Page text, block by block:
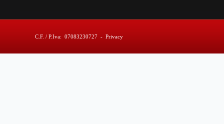
C.F. / P.Iva: 07083230727 - Privacy